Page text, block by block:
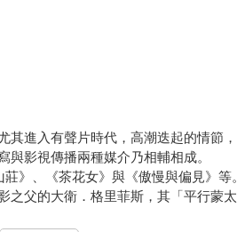
進入有聲片時代，高潮迭起的情節
影視傳播兩種媒介乃相輔相成。
》、《茶花女》與《傲慢與偏見》
父的大衛．格里菲斯，其「平行蒙